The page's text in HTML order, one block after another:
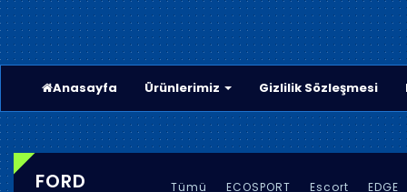
Anasayfa Ürünlerimiz Gizlilik Sözleşmesi
FORD Tümü ECOSPORT Escort EDGE